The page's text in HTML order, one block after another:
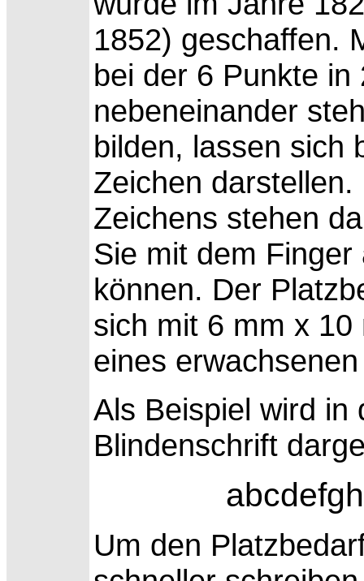
1852) geschaffen.
bei der 6 Punkte
nebeneinander
bilden, lassen sich
Zeichen
Zeichens stehen
Sie mit dem
können. Der
sich mit 6 mm x
eines
Als Beispiel wird
Blindenschrift
Um den